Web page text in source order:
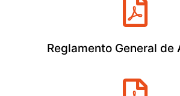
Reglamento General de